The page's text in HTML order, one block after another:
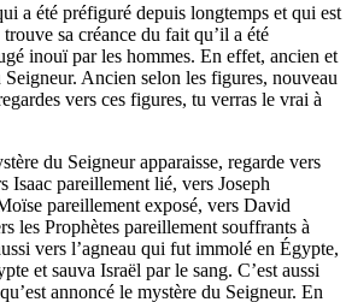
a été préfiguré depuis longtemps et qui est
sa créance du fait qu’il a été
inouï par les hommes. En effet, ancien et
Ancien selon les figures, nouveau
vers ces figures, tu verras le vrai à
du Seigneur apparaisse, regarde vers
Isaac pareillement lié, vers Joseph
pareillement exposé, vers David
les Prophètes pareillement souffrants à
vers l’agneau qui fut immolé en Égypte,
et sauva Israël par le sang. C’est aussi
annoncé le mystère du Seigneur. En